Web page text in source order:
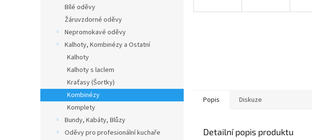
Bílé oděvy
Žáruvzdorné oděvy
Nepromokavé oděvy
Kalhoty, Kombinézy a Ostatní
Kalhoty
Kalhoty s laclem
Kraťasy (Šortky)
Kombinézy
Komplety
Bundy, Kabáty, Blůzy
Oděvy pro profesionální kuchaře
Popis Diskuze
Detailní popis produktu